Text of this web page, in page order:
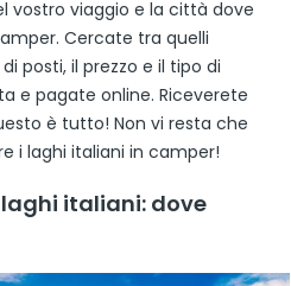
vostro viaggio e la città dove
Cercate tra quelli
posti, il prezzo e il tipo di
e pagate online. Riceverete
è tutto! Non vi resta che
i laghi italiani in camper!
italiani: dove